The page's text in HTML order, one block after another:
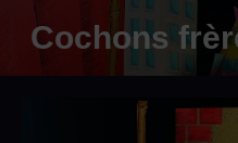
Cochons